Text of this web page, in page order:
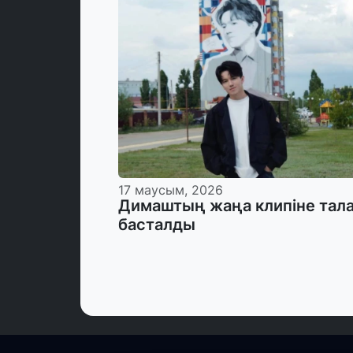
17 маусым, 2026
Димаштың жаңа клипіне
басталды